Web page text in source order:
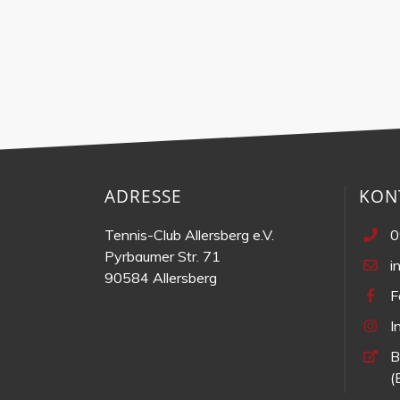
ADRESSE
Tennis-Club Allersberg e.V.
Pyrbaumer Str. 71
90584 Allersberg